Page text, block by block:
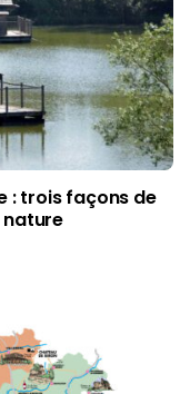
: trois façons de